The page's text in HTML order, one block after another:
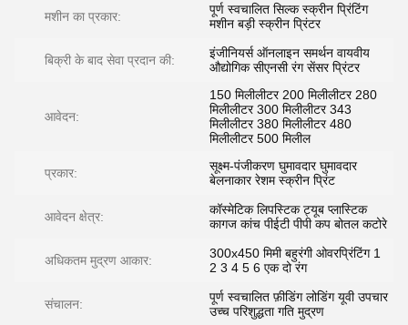
मशीन का प्रकार:
पूर्ण स्वचालित सिल्क स्क्रीन प्रिंटिंग
मशीन बड़ी स्क्रीन प्रिंटर
बिक्री के बाद सेवा प्रदान की:
इंजीनियर्स ऑनलाइन समर्थन वायवीय
औद्योगिक सीएनसी रंग सेंसर प्रिंटर
आवेदन:
150 मिलीलीटर 200 मिलीलीटर 280
मिलीलीटर 300 मिलीलीटर 343
मिलीलीटर 380 मिलीलीटर 480
मिलीलीटर 500 मिलील
प्रकार:
सूक्ष्म-पंजीकरण घुमावदार घुमावदार
बेलनाकार रेशम स्क्रीन प्रिंट
आवेदन क्षेत्र:
कॉस्मेटिक लिपस्टिक ट्यूब प्लास्टिक
कागज कांच पीईटी पीपी कप बोतल कटोरे
अधिकतम मुद्रण आकार:
300x450 मिमी बहुरंगी ओवरप्रिंटिंग 1
2 3 4 5 6 एक दो रंग
संचालन:
पूर्ण स्वचालित फ़ीडिंग लोडिंग यूवी उपचार
उच्च परिशुद्धता गति मुद्रण